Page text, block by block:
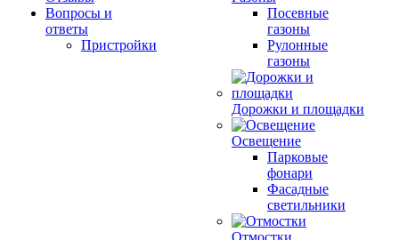
Вопросы и
ответы
Пристройки
Посевные
газоны
Рулонные
газоны
Дорожки и площадки
Освещение
Парковые
фонари
Фасадные
светильники
Отмостки